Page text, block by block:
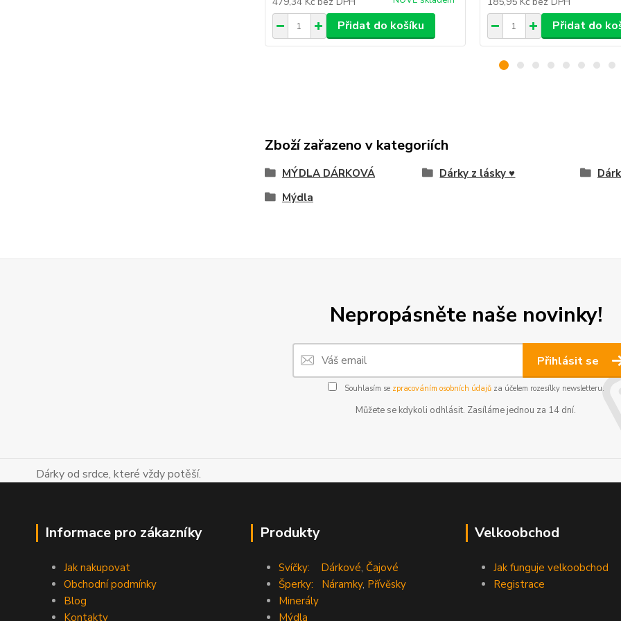
Přidat do košíku Přidat do
Zboží zařazeno v kategoriích
MÝDLA DÁRKOVÁ Dárky z lásky ♥
Mýdla
Nepropásněte naše novinky!
Přihlásit se
Souhlasím se zpracováním osobních údajůza účelem rozesílky newsletteru.
Můžete se kdykoli odhlásit. Zasíláme jednou za 14 dní.
Dárky od srdce, které vždy potěší.
Informace pro zákazníky
Jak nakupovat
Obchodní podmínky
Blog
Kontakty
Produkty
Svíčky: Dárkové, Čajové
Šperky:
Náramky, Přívěsky
Minerály
Mýdla
Velkoobchod
Jak funguje velkoobchod
Registrace